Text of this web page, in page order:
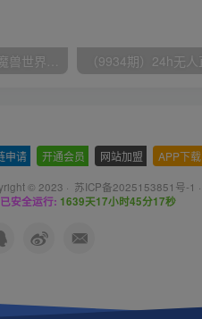
（9111期）全网首发魔兽世界美服全自动打金搬砖，日入1000+，简单好操作，保姆级教学
申请 开通会员 网站加盟 APP下载
© 2023 · 苏ICP备2025153851号-1 ·
安全运行: 1639天17小时45分18秒